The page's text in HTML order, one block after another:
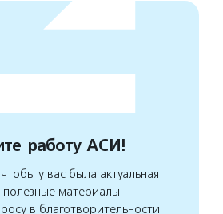
работу АСИ!
у вас была актуальная
материалы
в благотворительности.